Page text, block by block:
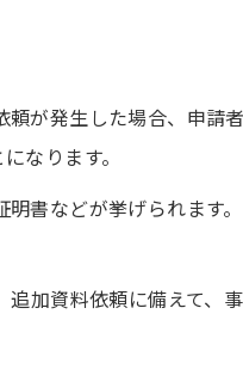
が発生した場合、申請
なります。
書などが挙げられます
加資料依頼に備えて、